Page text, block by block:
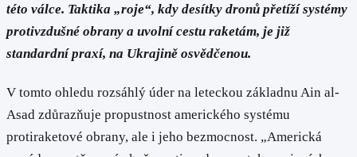
této válce. Taktika „roje“, kdy desítky dronů přetíží systémy
protivzdušné obrany a uvolní cestu raketám, je již
standardní praxí, na Ukrajině osvědčenou.
V tomto ohledu rozsáhlý úder na leteckou základnu Ain al-
Asad zdůrazňuje propustnost amerického systému
protiraketové obrany, ale i jeho bezmocnost. „Americká